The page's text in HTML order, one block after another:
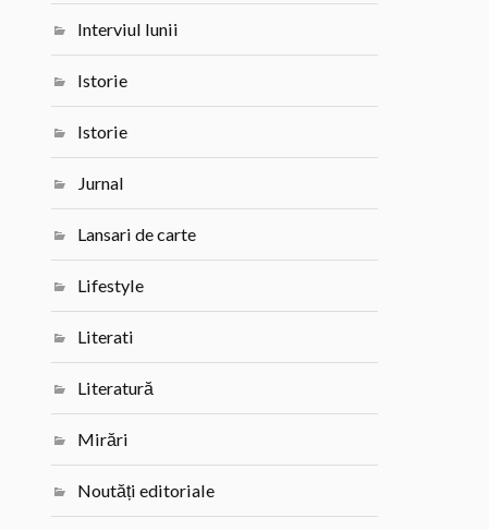
Interviul lunii
Istorie
Istorie
Jurnal
Lansari de carte
Lifestyle
Literati
Literatură
Mirări
Noutăți editoriale